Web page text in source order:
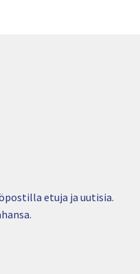
etuja ja uutisia.